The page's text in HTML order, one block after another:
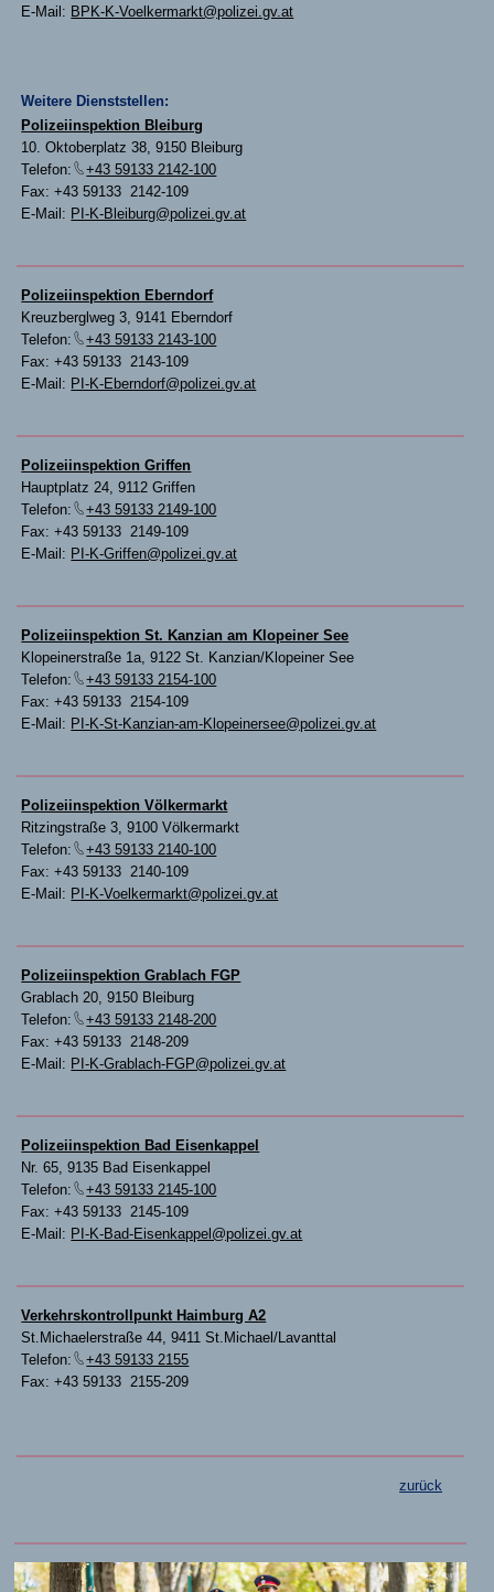
E-Mail: BPK-K-Voelkermarkt@polizei.gv.at
Weitere Dienststellen:
Polizeiinspektion Bleiburg
10. Oktoberplatz 38, 9150 Bleiburg
Telefon:
+43 59133 2142-100
Fax: +43 59133 2142-109
E-Mail: PI-K-Bleiburg@polizei.gv.at
Polizeiinspektion Eberndorf
Kreuzberglweg 3, 9141 Eberndorf
Telefon:
+43 59133 2143-100
Fax: +43 59133 2143-109
E-Mail: PI-K-Eberndorf@polizei.gv.at
Polizeiinspektion Griffen
Hauptplatz 24, 9112 Griffen
Telefon:
+43 59133 2149-100
Fax: +43 59133 2149-109
E-Mail: PI-K-Griffen@polizei.gv.at
Polizeiinspektion St. Kanzian am Klopeiner See
Klopeinerstraße 1a, 9122 St. Kanzian/Klopeiner See
Telefon:
+43 59133 2154-100
Fax: +43 59133 2154-109
E-Mail: PI-K-St-Kanzian-am-Klopeinersee@polizei.gv.at
Polizeiinspektion Völkermarkt
Ritzingstraße 3, 9100 Völkermarkt
Telefon:
+43 59133 2140-100
Fax: +43 59133 2140-109
E-Mail: PI-K-Voelkermarkt@polizei.gv.at
Polizeiinspektion Grablach FGP
Grablach 20, 9150 Bleiburg
Telefon:
+43 59133 2148-200
Fax: +43 59133 2148-209
E-Mail: PI-K-Grablach-FGP@polizei.gv.at
Polizeiinspektion Bad Eisenkappel
Nr. 65, 9135 Bad Eisenkappel
Telefon:
+43 59133 2145-100
Fax: +43 59133 2145-109
E-Mail: PI-K-Bad-Eisenkappel@polizei.gv.at
Verkehrskontrollpunkt Haimburg A2
St.Michaelerstraße 44, 9411 St.Michael/Lavanttal
Telefon:
+43 59133 2155
Fax: +43 59133 2155-209
zurück